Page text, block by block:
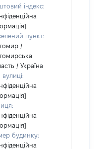
індекс:
пункт:
/
/ Україна
вулиці:
будинку: